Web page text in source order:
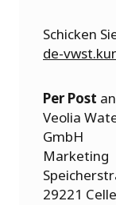
Schicken
de-
Per Post
Veolia
GmbH
Marketing
29221 Celle